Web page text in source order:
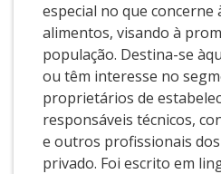
especial no que concerne
alimentos, visando à
população. Destina-se
ou têm interesse no
proprietários de
responsáveis técnicos,
e outros profissionais
privado. Foi escrito em